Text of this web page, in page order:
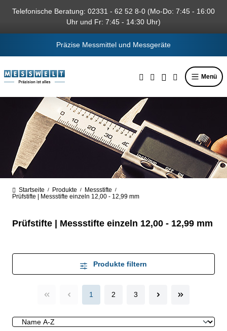
springen
Telefonische Beratung: 02331 - 62 52 8-0 (Mo-Do: 7:45 - 16:00
Uhr und Fr: 7:45 - 14:30 Uhr)
Präzise Messmittel und Messgeräte
Menü
Startseite / Produkte / Messstifte /
Prüfstifte | Messstifte einzeln 12,00 - 12,99 mm
Prüfstifte | Messstifte einzeln 12,00 - 12,99 mm
Produkte filtern
1 2 3